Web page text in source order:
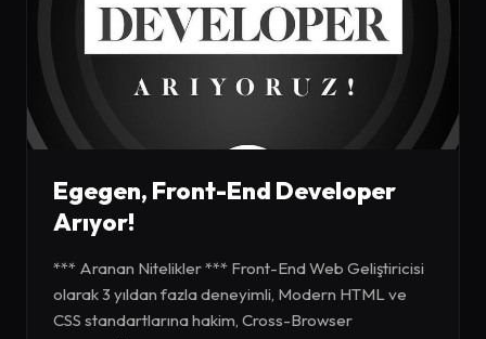
Egegen, Front-End Developer
Arıyor!
*** Aranan Nitelikler *** Front-End Web Geliştiricisi
olarak 3 yıldan fazla deneyimli, Modern HTML ve
CSS standartlarına hakim, Cross-Browser